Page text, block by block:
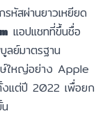
หัสผ่านยาวเหยียด
แอปแชทที่ขึ้นชื่อ
ลย์มาตรฐาน
ษ์ใหญ่อย่าง Apple
งแต่ปี 2022 เพื่อยก